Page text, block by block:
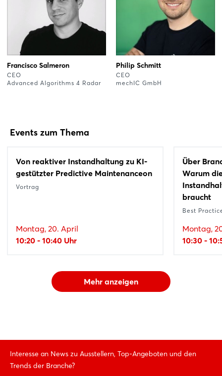
Francisco Salmeron
CEO
Advanced Algorithms 4 Radar
Philip Schmitt
CEO
mechIC GmbH
Events zum Thema
Von reaktiver Instandhaltung zu KI-
gestützter Predictive Maintenanceon
Vortrag
Montag, 20. April
10:20 - 10:40 Uhr
Über
Warum
braucht
Best
Montag,
10:30 -
Mehr anzeigen
Interesse an News zu Ausstellern, Top-Angeboten und den
Trends der Branche?